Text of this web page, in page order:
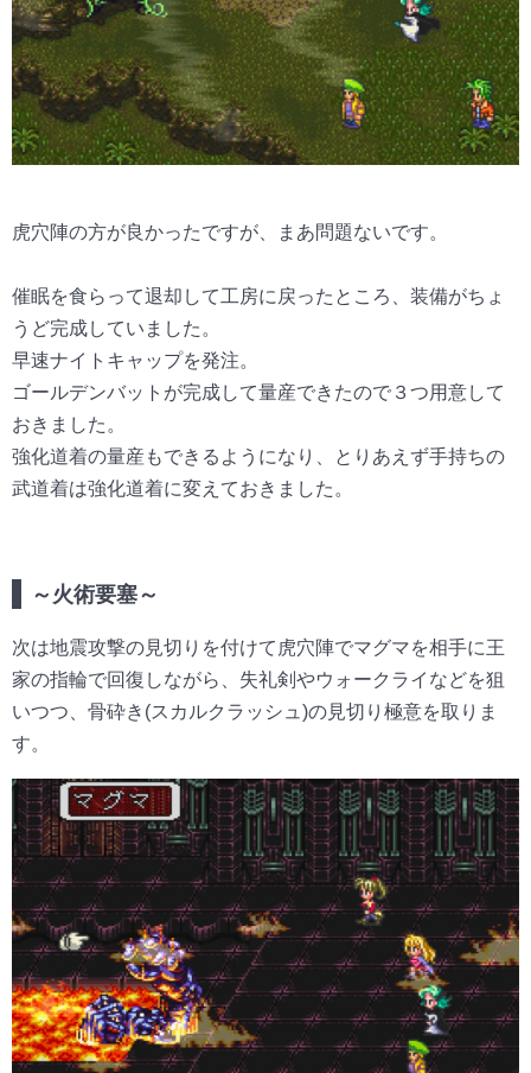
虎穴陣の方が良かったですが、まあ問題ないです。
催眠を食らって退却して工房に戻ったところ、装備がちょ
うど完成していました。
早速ナイトキャップを発注。
ゴールデンバットが完成して量産できたので３つ用意して
おきました。
強化道着の量産もできるようになり、とりあえず手持ちの
武道着は強化道着に変えておきました。
～火術要塞～
次は地震攻撃の見切りを付けて虎穴陣でマグマを相手に王
家の指輪で回復しながら、失礼剣やウォークライなどを狙
いつつ、骨砕き(スカルクラッシュ)の見切り極意を取りま
す。